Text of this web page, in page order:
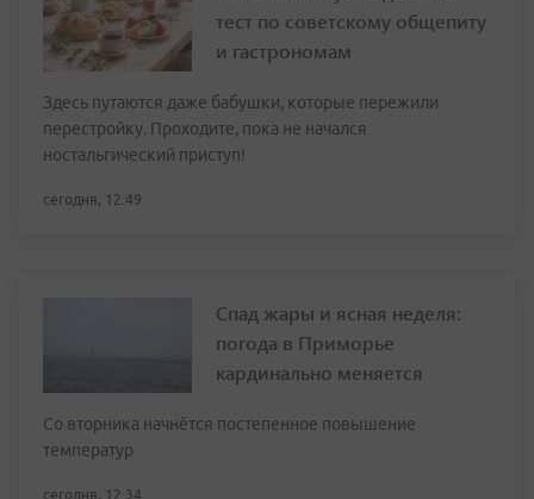
тест по советскому общепиту
и гастрономам
Здесь путаются даже бабушки, которые пережили
перестройку. Проходите, пока не начался
ностальгический приступ!
сегодня, 12:49
Спад жары и ясная неделя:
погода в Приморье
кардинально меняется
Со вторника начнётся постепенное повышение
температур
сегодня, 12:34